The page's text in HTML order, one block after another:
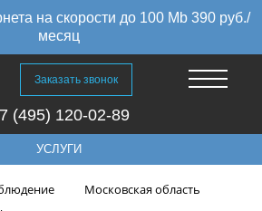
на скорости до 100 Mb 390 руб./
месяц
Заказать звонок
(495) 120-02-89
УСЛУГИ
Московская область